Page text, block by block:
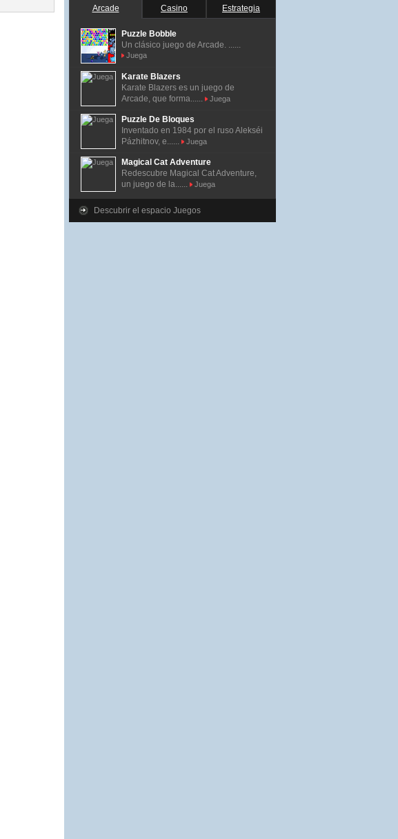
Arcade Casino Estrategia
Puzzle Bobble
Un clásico juego de Arcade. ......
Juega
Karate Blazers
Karate Blazers es un juego de
Arcade, que forma......
Juega
Puzzle De Bloques
Inventado en 1984 por el ruso Alekséi
Pázhitnov, e......
Juega
Magical Cat Adventure
Redescubre Magical Cat Adventure,
un juego de la......
Juega
Descubrir el espacio Juegos